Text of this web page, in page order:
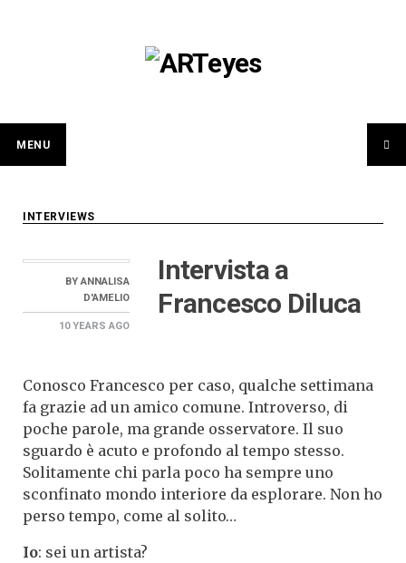
MENU
INTERVIEWS
BYANNALISA
D'AMELIO
10 YEARS AGO
Intervista a
Francesco Diluca
Conosco Francesco per caso, qualche settimana
fa grazie ad un amico comune. Introverso, di
poche parole, ma grande osservatore. Il suo
sguardo è acuto e profondo al tempo stesso.
Solitamente chi parla poco ha sempre uno
sconfinato mondo interiore da esplorare. Non ho
perso tempo, come al solito…
Io: sei un artista?